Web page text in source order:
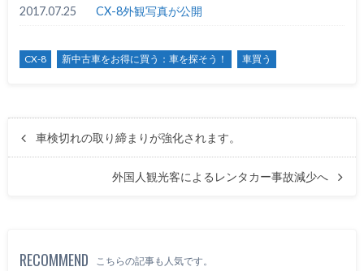
2017.07.25 CX-8外観写真が公開
CX-8 新中古車をお得に買う：車を探そう！ 車買う
車検切れの取り締まりが強化されます。
外国人観光客によるレンタカー事故減少へ
RECOMMEND こちらの記事も人気です。